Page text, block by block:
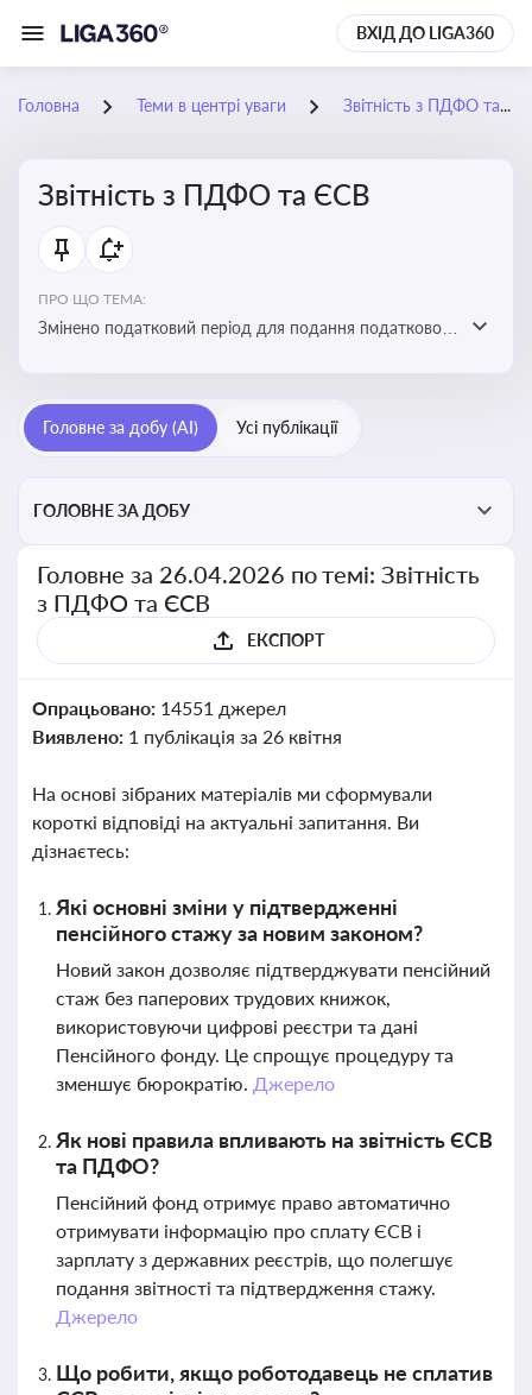
ВХІД ДО LIGA360
Головна Теми в центрі уваги Звітність з ПДФО та ЄСВ
Звітність з ПДФО та ЄСВ
ПРО ЩО ТЕМА:
Змінено податковий період для подання податкового
Головне за добу (AI) Усі публікації
ГОЛОВНЕ ЗА ДОБУ
Головне за 26.04.2026 по темі: Звітність
з ПДФО та ЄСВ
ЕКСПОРТ
Опрацьовано: 14551 джерел
Виявлено: 1 публікація за 26 квітня
На основі зібраних матеріалів ми сформували
короткі відповіді на актуальні запитання. Ви
дізнаєтесь:
Які основні зміни у підтвердженні
пенсійного стажу за новим законом?
Новий закон дозволяє підтверджувати пенсійний
стаж без паперових трудових книжок,
використовуючи цифрові реєстри та дані
Пенсійного фонду. Це спрощує процедуру та
зменшує бюрократію. Джерело
Як нові правила впливають на звітність ЄСВ
та ПДФО?
Пенсійний фонд отримує право автоматично
отримувати інформацію про сплату ЄСВ і
зарплату з державних реєстрів, що полегшує
подання звітності та підтвердження стажу.
Джерело
Що робити, якщо роботодавець не сплатив